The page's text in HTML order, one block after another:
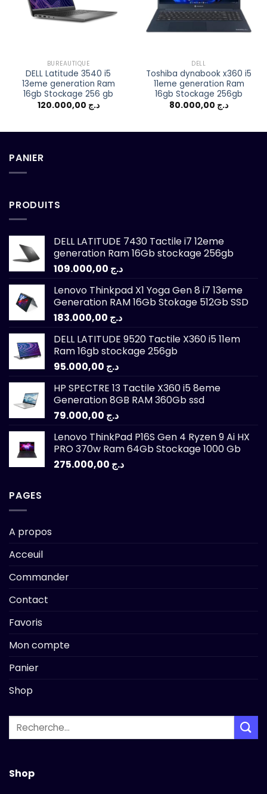
BUREAUTIQUE
DELL Latitude 3540 i5
13eme generation Ram
16gb Stockage 256 gb
د.ج
DELL
Toshiba dynabook x360 i5
11eme generation Ram
16gb Stockage 256gb
د.ج
PANIER
PRODUITS
DELL LATITUDE 7430 Tactile i7 12eme
generation Ram 16Gb stockage 256gb
د.ج
Lenovo Thinkpad X1 Yoga Gen 8 i7 13eme
Generation RAM 16Gb Stokage 512Gb SSD
د.ج
DELL LATITUDE 9520 Tactile X360 i5 11em
Ram 16gb stockage 256gb
د.ج
HP SPECTRE 13 Tactile X360 i5 8eme
Generation 8GB RAM 360Gb ssd
د.ج
Lenovo ThinkPad P16S Gen 4 Ryzen 9 Ai HX
PRO 370w Ram 64Gb Stockage 1000 Gb
د.ج
PAGES
A propos
Acceuil
Commander
Contact
Favoris
Mon compte
Panier
Shop
Recherche
pour :
Shop